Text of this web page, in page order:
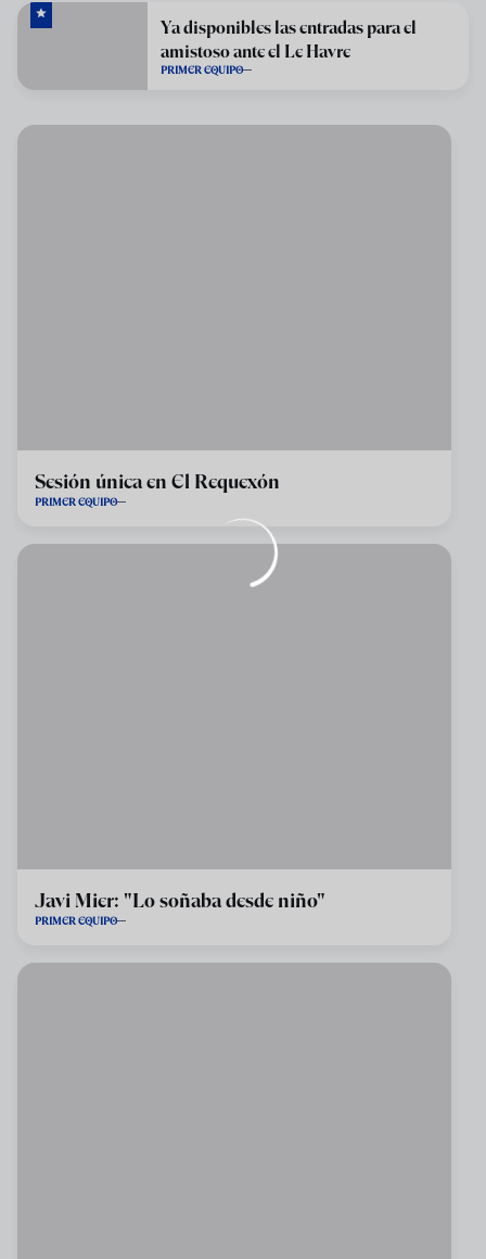
Ya disponibles las entradas para el
amistoso ante el Le Havre
PRIMER EQUIPO
Sesión única en El Requexón
PRIMER EQUIPO
Javi Mier: "Lo soñaba desde niño"
PRIMER EQUIPO